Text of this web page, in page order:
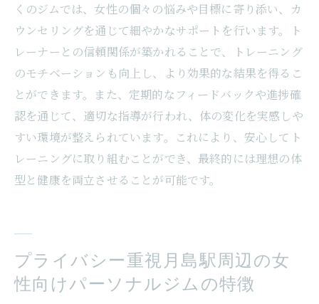
くのジムでは、女性の個々の悩みや目標に寄り添い、カ
ウンセリングを通じて細やかなサポートを行います。ト
レーナーとの信頼関係が築かれることで、トレーニング
のモチベーションも向上し、より効果的な結果を得るこ
とができます。また、定期的なフィードバックや進捗確
認を通じて、適切な指導が行われ、体の変化を実感しや
すい環境が整えられています。これにより、安心してト
レーニングに取り組むことができ、最終的には理想の体
型と健康を両立させることが可能です。
プライバシー重視月島駅周辺の女
性向けパーソナルジムの特徴